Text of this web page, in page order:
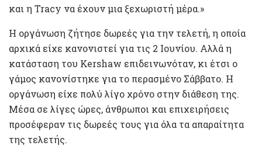
και η Tracy να έχουν μια ξεχωριστή μέρα.»
Η οργάνωση ζήτησε δωρεές για την τελετή, η οποία
αρχικά είχε κανονιστεί για τις 2 Ιουνίου. Αλλά η
κατάσταση του Kershaw επιδεινωνόταν, κι έτσι ο
γάμος κανονίστηκε για το περασμένο Σάββατο. Η
οργάνωση είχε πολύ λίγο χρόνο στην διάθεση της.
Μέσα σε λίγες ώρες, άνθρωποι και επιχειρήσεις
προσέφεραν τις δωρεές τους για όλα τα απαραίτητα
της τελετής.